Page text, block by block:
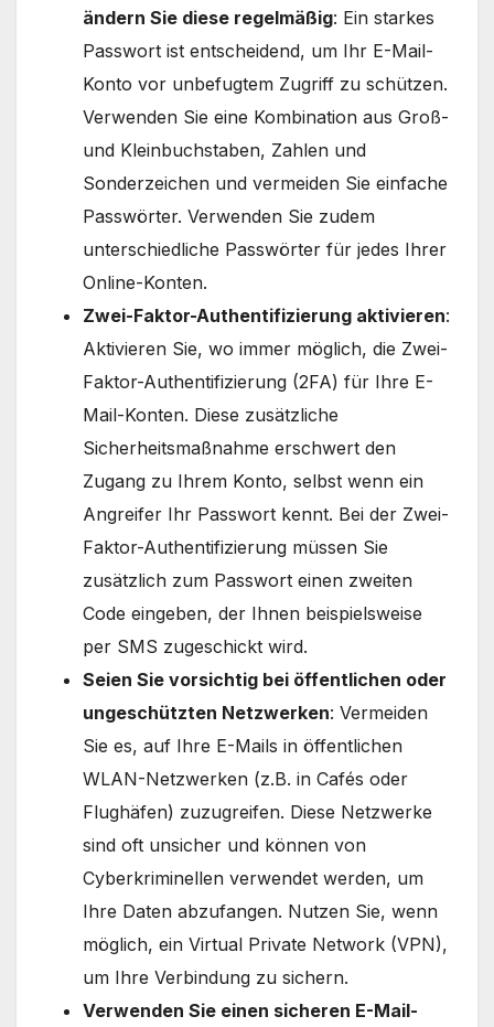
ändern Sie diese regelmäßig: Ein starkes
Passwort ist entscheidend, um Ihr E-Mail-
Konto vor unbefugtem Zugriff zu schützen.
Verwenden Sie eine Kombination aus Groß-
und Kleinbuchstaben, Zahlen und
Sonderzeichen und vermeiden Sie einfache
Passwörter. Verwenden Sie zudem
unterschiedliche Passwörter für jedes Ihrer
Online-Konten.
Zwei-Faktor-Authentifizierung aktivieren:
Aktivieren Sie, wo immer möglich, die Zwei-
Faktor-Authentifizierung (2FA) für Ihre E-
Mail-Konten. Diese zusätzliche
Sicherheitsmaßnahme erschwert den
Zugang zu Ihrem Konto, selbst wenn ein
Angreifer Ihr Passwort kennt. Bei der Zwei-
Faktor-Authentifizierung müssen Sie
zusätzlich zum Passwort einen zweiten
Code eingeben, der Ihnen beispielsweise
per SMS zugeschickt wird.
Seien Sie vorsichtig bei öffentlichen oder
ungeschützten Netzwerken: Vermeiden
Sie es, auf Ihre E-Mails in öffentlichen
WLAN-Netzwerken (z.B. in Cafés oder
Flughäfen) zuzugreifen. Diese Netzwerke
sind oft unsicher und können von
Cyberkriminellen verwendet werden, um
Ihre Daten abzufangen. Nutzen Sie, wenn
möglich, ein Virtual Private Network (VPN),
um Ihre Verbindung zu sichern.
Verwenden Sie einen sicheren E-Mail-